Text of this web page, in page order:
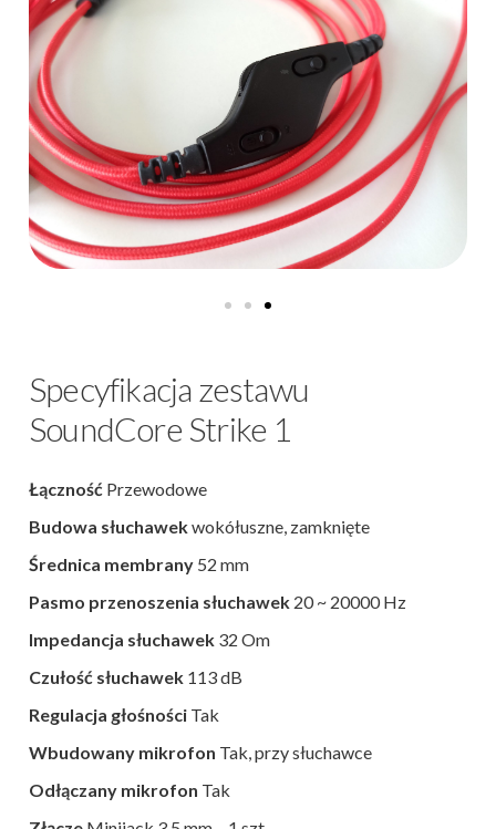
Specyfikacja zestawu
SoundCore Strike 1
Łączność Przewodowe
Budowa słuchawekwokółuszne, zamknięte
Średnica membrany 52 mm
Pasmo przenoszenia słuchawek 20 ~ 20000 Hz
Impedancja słuchawek 32 Om
Czułość słuchawek 113 dB
Regulacja głośności Tak
Wbudowany mikrofon Tak, przy słuchawce
Odłączany mikrofon Tak